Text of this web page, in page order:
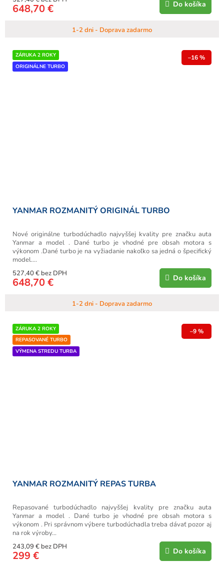
1-2 dni - Doprava zadarmo
648,70 € Do košíka
ZÁRUKA 2 ROKY
ORIGINÁLNE TURBO
–16 %
YANMAR ROZMANITÝ ORIGINÁL TURBO
1-2 dni - Doprava zadarmo
527,40 € bez DPH
648,70 € Do košíka
Nové originálne turbodúchadlo najvyššej kvality pre značku auta
Yanmar a model . Dané turbo je vhodné pre obsah motora s
výkonom .Dané turbo je na vyžiadanie nakoľko sa jedná o špecifický
model....
ZÁRUKA 2 ROKY
REPASOVANÉ TURBO
VÝMENA STREDU TURBA
–9 %
YANMAR ROZMANITÝ REPAS TURBA
243,09 € bez DPH
299 € Do košíka
Repasované turbodúchadlo najvyššej kvality pre značku auta
Yanmar a model . Dané turbo je vhodné pre obsah motora s
výkonom . Pri správnom výbere turbodúchadla treba dávať pozor aj
na rok výroby...